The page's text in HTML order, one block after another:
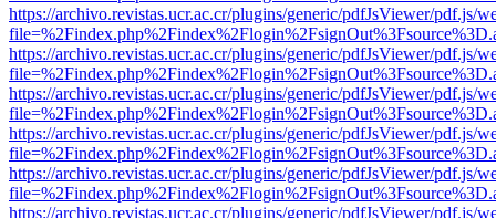
https://archivo.revistas.ucr.ac.cr/plugins/generic/pdfJsViewer/pdf.js/
https://archivo.revistas.ucr.ac.cr/plugins/generic/pdfJsViewer/pdf.js/
https://archivo.revistas.ucr.ac.cr/plugins/generic/pdfJsViewer/pdf.js/
https://archivo.revistas.ucr.ac.cr/plugins/generic/pdfJsViewer/pdf.js/
https://archivo.revistas.ucr.ac.cr/plugins/generic/pdfJsViewer/pdf.js/
https://archivo.revistas.ucr.ac.cr/plugins/generic/pdfJsViewer/pdf.js/